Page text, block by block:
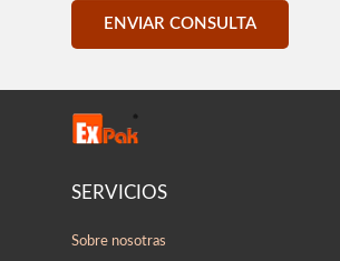
ENVIAR CONSULTA
SERVICIOS
Sobre nosotras